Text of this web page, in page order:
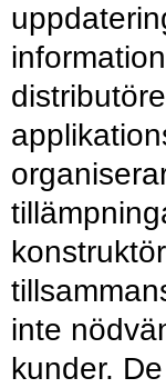
inte
kunder.